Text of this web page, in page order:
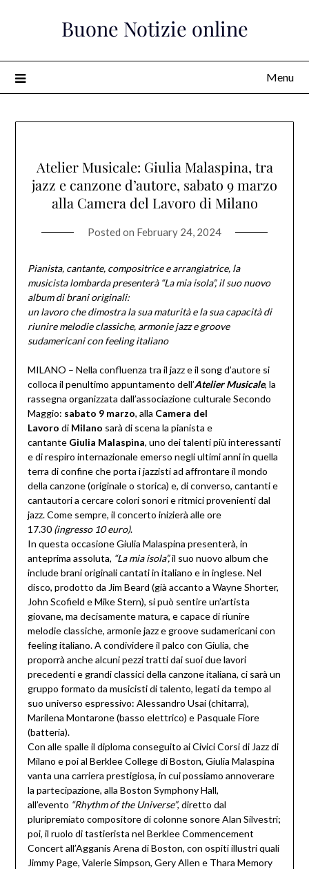
Buone Notizie online
Menu
Atelier Musicale: Giulia Malaspina, tra
jazz e canzone d’autore, sabato 9 marzo
alla Camera del Lavoro di Milano
Posted on February 24, 2024
Pianista, cantante, compositrice e arrangiatrice, la
musicista lombarda presenterà “La mia isola”,il suo nuovo
album di brani originali:
un lavoro che dimostra la sua maturità e la sua capacità di
riunire melodie classiche, armonie jazz e groove
sudamericani con feeling italiano
MILANO – Nella confluenza tra il jazz e il song d’autore si
colloca il penultimo appuntamento dell’Atelier Musicale, la
rassegna organizzata dall’associazione culturale Secondo
Maggio: sabato 9 marzo, alla Camera del
Lavoro di Milano sarà di scena la pianista e
cantante Giulia Malaspina, uno dei talenti più interessanti
e di respiro internazionale emerso negli ultimi anni in quella
terra di confine che porta i jazzisti ad affrontare il mondo
della canzone (originale o storica) e, di converso, cantanti e
cantautori a cercare colori sonori e ritmici provenienti dal
jazz. Come sempre, il concerto inizierà alle ore
17.30 (ingresso 10 euro).
In questa occasione Giulia Malaspina presenterà, in
anteprima assoluta, “La mia isola”,il suo nuovo album che
include brani originali cantati in italiano e in inglese. Nel
disco, prodotto da Jim Beard (già accanto a Wayne Shorter,
John Scofield e Mike Stern), si può sentire un’artista
giovane, ma decisamente matura, e capace di riunire
melodie classiche, armonie jazz e groove sudamericani con
feeling italiano. A condividere il palco con Giulia, che
proporrà anche alcuni pezzi tratti dai suoi due lavori
precedenti e grandi classici della canzone italiana, ci sarà un
gruppo formato da musicisti di talento, legati da tempo al
suo universo espressivo: Alessandro Usai (chitarra),
Marilena Montarone (basso elettrico) e Pasquale Fiore
(batteria).
Con alle spalle il diploma conseguito ai Civici Corsi di Jazz di
Milano e poi al Berklee College di Boston, Giulia Malaspina
vanta una carriera prestigiosa, in cui possiamo annoverare
la partecipazione, alla Boston Symphony Hall,
all’evento “Rhythm of the Universe”, diretto dal
pluripremiato compositore di colonne sonore Alan Silvestri;
poi, il ruolo di tastierista nel Berklee Commencement
Concert all’Agganis Arena di Boston, con ospiti illustri quali
Jimmy Page, Valerie Simpson, Gery Allen e Thara Memory